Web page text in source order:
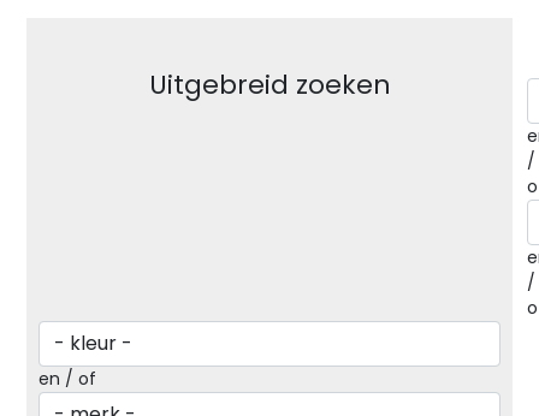
Uitgebreid zoeken
/
/
en / of